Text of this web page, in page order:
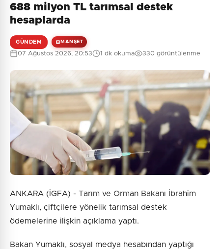
3 + 9 = ?
Gönder
Henüz yorum yapılmamış. İlk yorumu siz yapın!
688 milyon TL tarımsal destek
hesaplarda
GÜNDEM MANŞET
07 Ağustos 2026, 20:53 1 dk okuma 330 görüntülenme
ANKARA (İGFA) - Tarım ve Orman Bakanı İbrahim
Yumaklı, çiftçilere yönelik tarımsal destek
ödemelerine ilişkin açıklama yaptı.
Bakan Yumaklı, sosyal medya hesabından yaptığı